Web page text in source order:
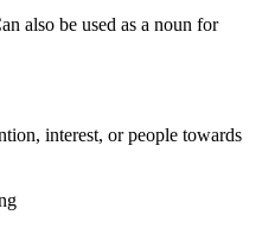
also be used as a noun for
interest, or people towards